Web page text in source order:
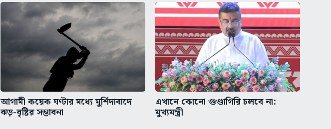
আগামী কয়েক ঘণ্টার মধ্যে মুর্শিদাবাদে
ঝড়-বৃষ্টির সম্ভাবনা
এখানে কোনো গুণ্ডাগিরি চলবে না:
মুখ্যমন্ত্রী